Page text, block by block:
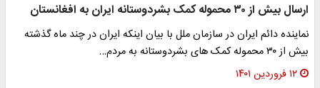
ارسال بیش از ۳۰ محموله کمک بشردوستانه ایران به افغانستان
نماینده دائم ایران در سازمان ملل با بیان اینکه ایران در چند ماه گذشته
بیش از ۳۰ محموله کمک های بشردوستانه به مردم…
۱۲ فروردین ۱۴۰۱